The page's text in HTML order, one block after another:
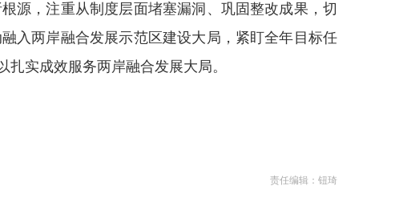
源，注重从制度层面堵塞漏洞、巩固整改成果，切
入两岸融合发展示范区建设大局，紧盯全年目标任
实成效服务两岸融合发展大局。
责任编辑：钮琦